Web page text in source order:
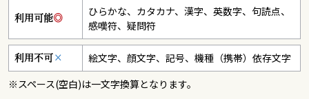
利用可能◎
ひらかな、カタカナ、漢字、英数字、句読点、
感嘆符、疑問符
利用不可 ×
絵文字、顔文字、記号、機種（携帯）依存文字
※スペース(空白)は一文字換算となります。